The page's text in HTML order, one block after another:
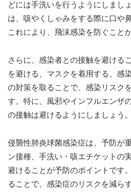
どには手洗いを行うようにしまし
は、咳やくしゃみをする際に口や
これにより、飛沫感染を防ぐこと
さらに、感染者との接触を避ける
を避ける、マスクを着用する、感
の対策を取ることで、感染リスク
す。特に、風邪やインフルエンザ
の接触は避けるようにしましょう。
侵襲性肺炎球菌感染症は、予防が
ン接種、手洗い・咳エチケットの
避けることが予防のポイントです
ることで、感染症のリスクを減ら